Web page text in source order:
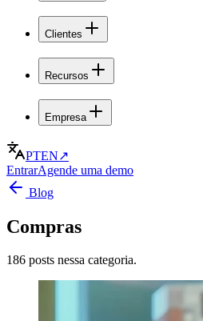
Clientes
Recursos
Empresa
PTEN↗
EntrarAgende uma demo
Blog
Compras
186 posts nessa categoria.